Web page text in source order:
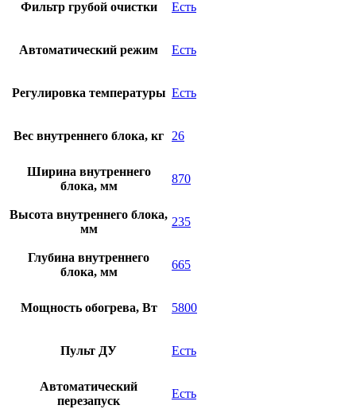
Фильтр грубой очистки Есть
Автоматический режим Есть
Регулировка температуры Есть
Вес внутреннего блока, кг 26
Ширина внутреннего
блока, мм
870
Высота внутреннего блока,
мм
235
Глубина внутреннего
блока, мм
665
Мощность обогрева, Вт 5800
Пульт ДУ Есть
Автоматический
перезапуск
Есть